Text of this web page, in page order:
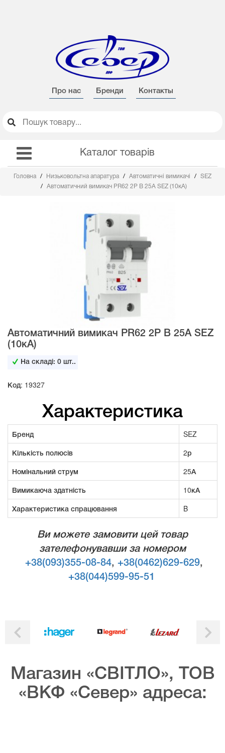
Про нас Бренди Контакты
Каталог товарів
Головна Низьковольтна апаратура Автоматичні вимикачі
SEZ
Автоматичний вимикач PR62 2Р B 25А SEZ (10кА)
Автоматичний вимикач PR62 2Р B 25А SEZ
(10кА)
На складі:0 шт..
Код: 19327
Характеристика
Бренд
SEZ
Кількість полюсів
2р
Номінальний струм
25А
Вимикаюча здатність
10кА
Характеристика спрацювання
B
Ви можете замовити цей товар
зателефонувавши за номером
+38(093)355-08-84, +38(0462)629-629,
+38(044)599-95-51
Магазин «СВІТЛО», ТОВ
«ВКФ «Север» адреса: